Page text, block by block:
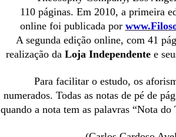
110 páginas. Em 2010, a primeira
online foi publicada por
A segunda edição online, com 41
realização da Loja Independente e
Para facilitar o estudo, os
numerados. Todas as notas de pé de
quando a nota tem as palavras “Nota